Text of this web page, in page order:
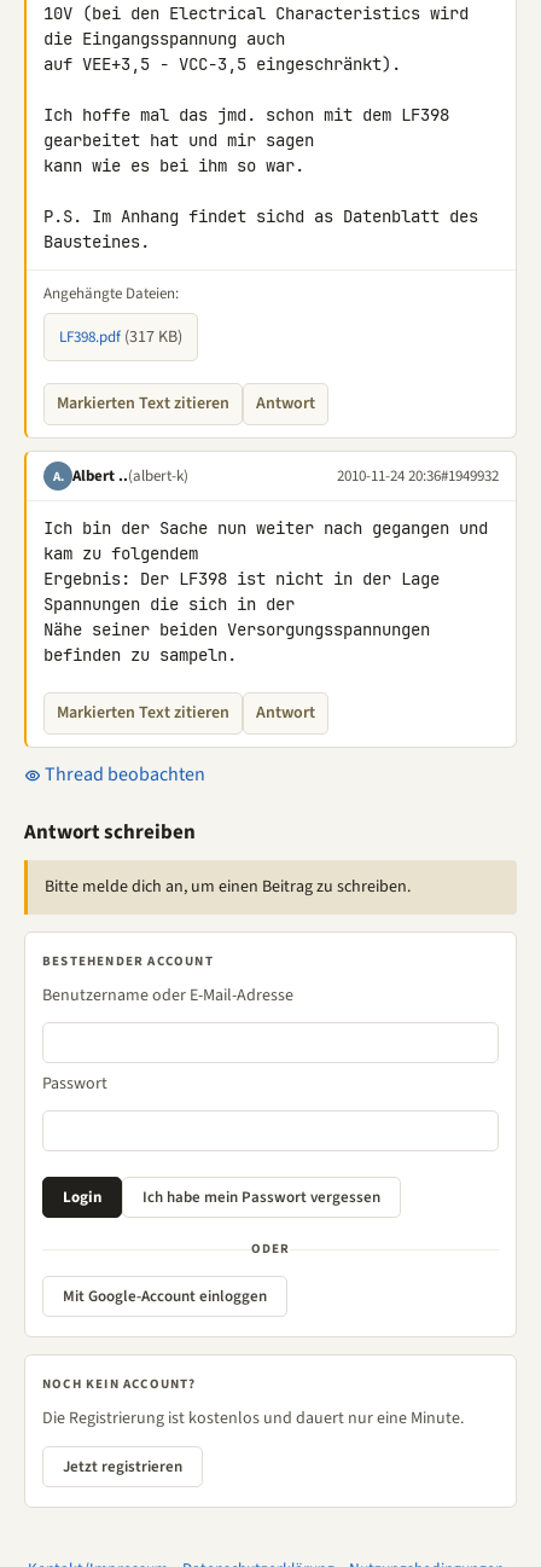
10V (bei den Electrical Characteristics wird
die Eingangsspannung auch
auf VEE+3,5 - VCC-3,5 eingeschränkt).
Ich hoffe mal das jmd. schon mit dem LF398
gearbeitet hat und mir sagen
kann wie es bei ihm so war.
P.S. Im Anhang findet sichd as Datenblatt des
Bausteines.
Angehängte Dateien:
LF398.pdf (317 KB)
Markierten Text zitieren Antwort
A. Albert ..(albert-k) 2010-11-24 20:36#1949932
Ich bin der Sache nun weiter nach gegangen und
kam zu folgendem
Ergebnis: Der LF398 ist nicht in der Lage
Spannungen die sich in der
Nähe seiner beiden Versorgungsspannungen
befinden zu sampeln.
Markierten Text zitieren Antwort
Thread beobachten
Antwort schreiben
Bitte melde dich an, um einen Beitrag zu schreiben.
BESTEHENDER ACCOUNT
Benutzername oder E-Mail-Adresse
Passwort
ODER
Mit Google-Account einloggen
NOCH KEIN ACCOUNT?
Die Registrierung ist kostenlos und dauert nur eine Minute.
Jetzt registrieren